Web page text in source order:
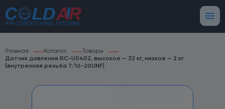
Главная Каталог
Товары
Датчик давления RC-U0402, высокое — 32 кг, низкое — 2 кг
(внутренняя резьба 7/16-20UNF).